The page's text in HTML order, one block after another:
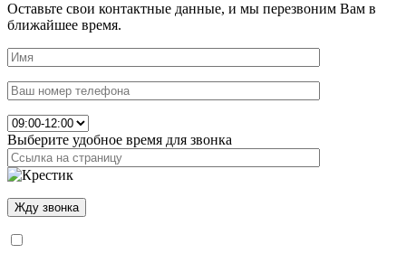
Оставьте свои контактные данные, и мы перезвоним Вам в
ближайшее время.
Выберите удобное время для звонка